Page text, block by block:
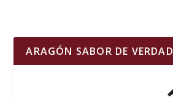
ARAGÓN SABOR DE VERDAD